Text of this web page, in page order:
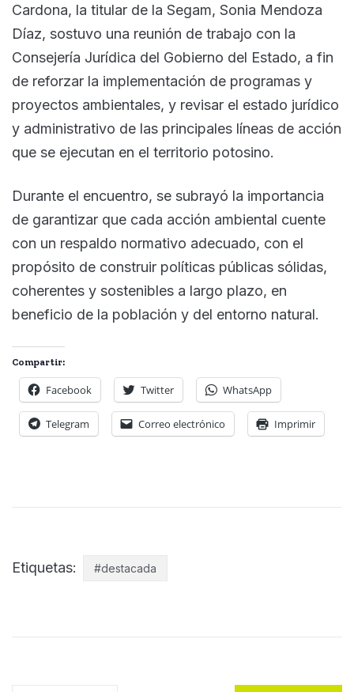
Cardona, la titular de la Segam, Sonia Mendoza
Díaz, sostuvo una reunión de trabajo con la
Consejería Jurídica del Gobierno del Estado, a fin
de reforzar la implementación de programas y
proyectos ambientales, y revisar el estado jurídico
y administrativo de las principales líneas de acción
que se ejecutan en el territorio potosino.
Durante el encuentro, se subrayó la importancia
de garantizar que cada acción ambiental cuente
con un respaldo normativo adecuado, con el
propósito de construir políticas públicas sólidas,
coherentes y sostenibles a largo plazo, en
beneficio de la población y del entorno natural.
Compartir:
Facebook Twitter WhatsApp
Telegram Correo electrónico Imprimir
Etiquetas: #destacada